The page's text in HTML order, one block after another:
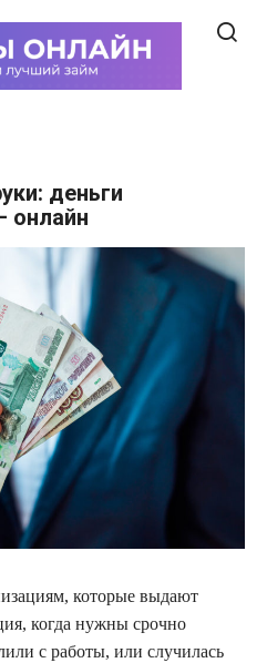
деньги
онлайн
которые выдают
когда нужны срочно
с работы, или случилась